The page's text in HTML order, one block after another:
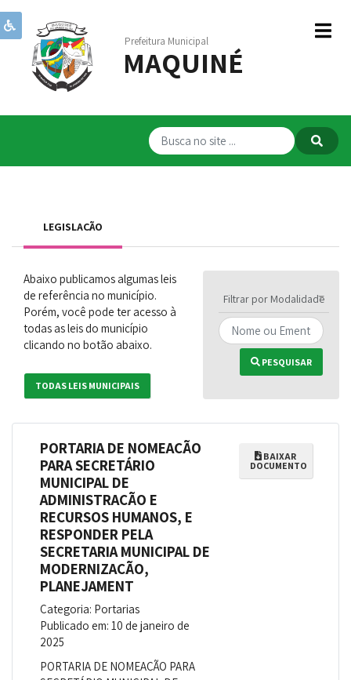
Prefeitura Municipal
MAQUINÉ
Institucional
Governo
Serviços
Servidores
LEGISLAÇÃO
Abaixo publicamos algumas leis
de referência no município.
Porém, você pode ter acesso à
todas as leis do município
clicando no botão abaixo.
TODAS LEIS MUNICIPAIS
Filtrar por Modalidade
PESQUISAR
PORTARIA DE NOMEAÇÃO
PARA SECRETÁRIO
MUNICIPAL DE
ADMINISTRAÇÃO E
RECURSOS HUMANOS, E
RESPONDER PELA
SECRETARIA MUNICIPAL DE
MODERNIZAÇÃO,
PLANEJAMENT
Categoria: Portarias
Publicado em: 10 de janeiro de
2025
PORTARIA DE NOMEAÇÃO PARA
BAIXAR
DOCUMENTO